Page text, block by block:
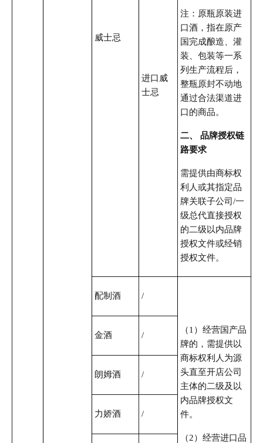
威士忌
进口威
士忌
注：原瓶原装进
口酒，指在原产
国完成酿造、灌
装、包装等一系
列生产流程后，
整瓶原封不动地
通过合法渠道进
口的商品。
二、 品牌授权链
路要求
需提供由商标权
利人或其指定品
牌关联子公司/一
级总代直接授权
的二级以内品牌
授权文件或经销
授权文件。
配制酒 /
（1）经营国产品
牌的，需提供以
商标权利人为源
头直至开店公司
主体的二级及以
内品牌授权文
件。
（2）经营进口品
金酒 /
朗姆酒 /
力娇酒 /